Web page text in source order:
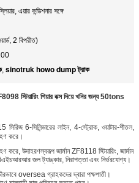
এয়ার কন্ডিশনার সঙ্গে
2 বিপরীত)
, sinotruk howo dump ট্রাক
স্টিয়ারিং গিয়ার বক্স দিয়ে খনির জন্য 50tons
6-সিলিন্ডারের লাইন, 4-স্ট্রোক, ওয়াটার-শীতল,
করে।
করে, উদাহরণস্বরূপ জার্মান ZF8118 স্টিয়ারিং, জার্মান
জল ট্যাঙ্কার, নিরাপত্তা এবং নির্ভরযোগ্য।
oversea গ্রাহকদের দ্বারা পক্ষপাতী।